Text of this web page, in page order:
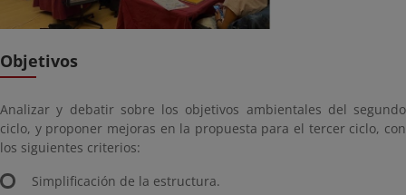
Objetivos
Analizar y debatir sobre los objetivos ambientales del segundo
ciclo, y proponer mejoras en la propuesta para el tercer ciclo, con
los siguientes criterios:
Simplificación de la estructura.